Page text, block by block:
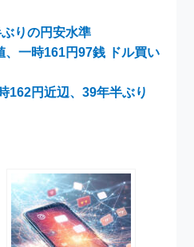
りの円安水準
、一時161円97銭 ドル買い
162円近辺、39年半ぶり